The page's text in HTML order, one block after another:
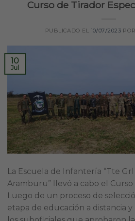
Curso de Tirador
PUBLICADO EL 10/07/2023 POR
10
Jul
La Escuela de Infantería “Tte
Aramburu” llevó a cabo el Curso
Luego de un proceso de
etapa de educación a distancia y